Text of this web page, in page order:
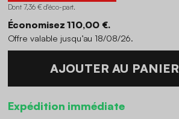
Dont 7,36 € d'éco-part.
Économisez 110,00 €.
Offre valable jusqu’au 18/08/26.
AJOUTER AU PANIER
Expédition immédiate